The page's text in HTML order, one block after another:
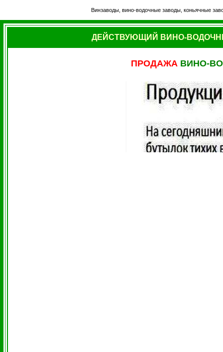
Винзаводы, вино-водочные заводы, коньячные
ДЕЙСТВУЮЩИЙ ВИНО-
ПРОДАЖА ВИНО-